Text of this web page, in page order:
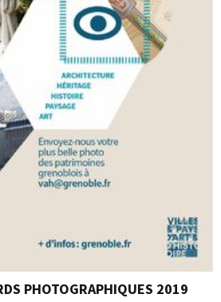
PHOTOGRAPHIQUES 2019